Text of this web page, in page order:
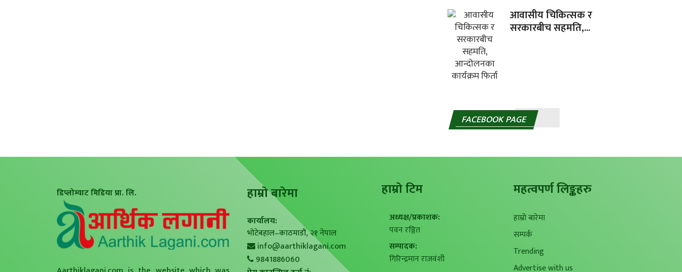
आवासीय चिकित्सक र
सरकारबीच सहमति,...
FACEBOOK PAGE
डिप्लोम्याट मिडिया प्रा. लि. हाम्राे बारेमा
कार्यालय:
भोटेबहाल–काठमाडौं, २१ नेपाल
info@aarthiklagani.com
9841886060
हाम्राे टिम
अध्यक्ष/प्रकाशक:
पवन रञ्जित
सम्पादक:
गिरिन्द्रमान राजवंशी
महत्वपर्ण लिङ्कहरु
हाम्रो बारेमा
सम्पर्क
Trending
Advertise with us